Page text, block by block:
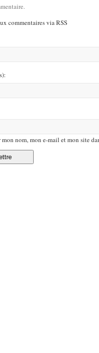
commentaires via RSS
:
mon nom, mon e-mail et mon site